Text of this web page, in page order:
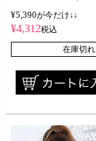
¥5,390が今だけ↓↓
¥4,312税込
在庫切れ